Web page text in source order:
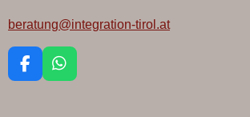
beratung@integration-tirol.at
F
a
W
h